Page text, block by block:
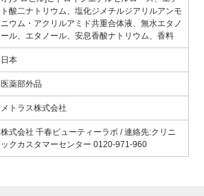
ト酸二ナトリウム、塩化ジメチルジアリルアンモ
ニウム・アクリルアミド共重合体液、無水エタノ
ール、エタノール、安息香酸ナトリウム、香料
日本
医薬部外品
メトラス株式会社
株式会社 千春ビューティーラボ / 連絡先:クリニ
ックカスタマーセンター 0120-971-960